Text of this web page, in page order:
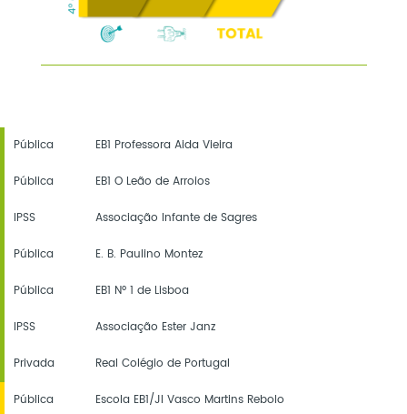
Pública EB1 Professora Aida Vieira
Pública EB1 O Leão de Arroios
IPSS Associação Infante de Sagres
Pública E. B. Paulino Montez
Pública EB1 Nº 1 de Lisboa
IPSS Associação Ester Janz
Privada Real Colégio de Portugal
Pública Escola EB1/JI Vasco Martins Rebolo